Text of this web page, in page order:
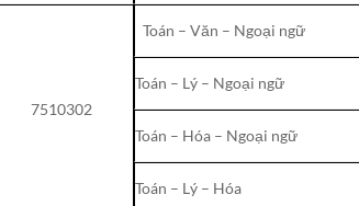
7510302
Toán – Văn – Ngoại ngữ
Toán – Lý – Ngoại ngữ
Toán – Hóa – Ngoại ngữ
Toán – Lý – Hóa